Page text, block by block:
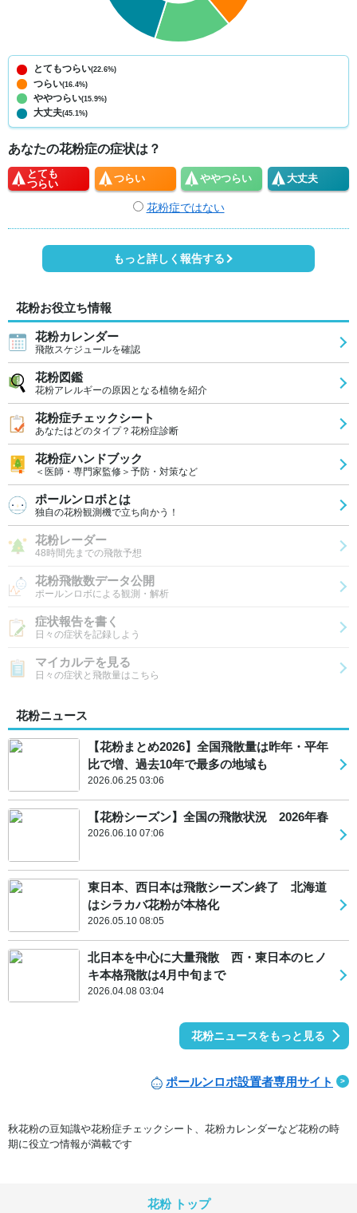
とてもつらい(22.6%)
つらい(16.4%)
ややつらい(15.9%)
大丈夫(45.1%)
あなたの花粉症の症状は？
とても
つらい
つらい ややつらい 大丈夫
花粉症ではない
もっと詳しく報告する
花粉お役立ち情報
花粉カレンダー
飛散スケジュールを確認
花粉図鑑
花粉アレルギーの原因となる植物を紹介
花粉症チェックシート
あなたはどのタイプ？花粉症診断
花粉症ハンドブック
＜医師・専門家監修＞予防・対策など
ポールンロボとは
独自の花粉観測機で立ち向かう！
花粉レーダー
48時間先までの飛散予想
花粉飛散数データ公開
ポールンロボによる観測・解析
症状報告を書く
日々の症状を記録しよう
マイカルテを見る
日々の症状と飛散量はこちら
花粉ニュース
【花粉まとめ2026】全国飛散量は昨年・平年
比で増、過去10年で最多の地域も
2026.06.25 03:06
【花粉シーズン】全国の飛散状況 2026年春
2026.06.10 07:06
東日本、西日本は飛散シーズン終了 北海道
はシラカバ花粉が本格化
2026.05.10 08:05
北日本を中心に大量飛散 西・東日本のヒノ
キ本格飛散は4月中旬まで
2026.04.08 03:04
花粉ニュースをもっと見る
ポールンロボ設置者専用サイト
秋花粉の豆知識や花粉症チェックシート、花粉カレンダーなど花粉の時
期に役立つ情報が満載です
花粉 トップ